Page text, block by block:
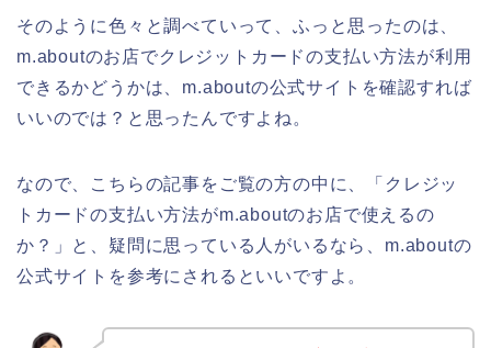
そのように色々と調べていって、ふっと思ったのは、
m.aboutのお店でクレジットカードの支払い方法が利用
できるかどうかは、m.aboutの公式サイトを確認すれば
いいのでは？と思ったんですよね。
なので、こちらの記事をご覧の方の中に、「クレジッ
トカードの支払い方法がm.aboutのお店で使えるの
か？」と、疑問に思っている人がいるなら、m.aboutの
公式サイトを参考にされるといいですよ。